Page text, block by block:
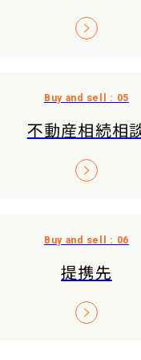
不動産相続相
提携先